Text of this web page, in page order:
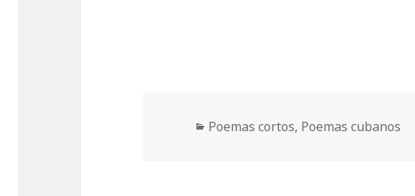
Categorías
Poemas cortos, Poemas cubanos